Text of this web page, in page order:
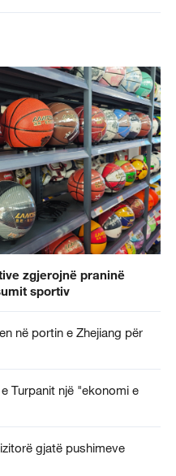
zgjerojnë praninë
sportiv
në portin e Zhejiang për
Turpanit një "ekonomi e
gjatë pushimeve